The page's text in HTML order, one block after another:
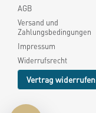
AGB
Versand und
Zahlungsbedingungen
Impressum
Widerrufsrecht
Vertrag widerrufen